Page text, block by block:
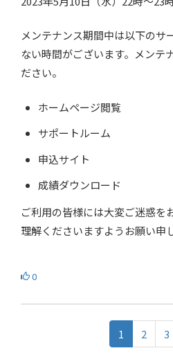
メンテナンス期間中は以下のサ
ない時間がございます。メンテ
ださい。
ホームページ閲覧
サポートルーム
申込サイト
成績ダウンロード
ご利用の皆様には大変ご迷惑を
理解くださいますようお願い申
0
1 2 3